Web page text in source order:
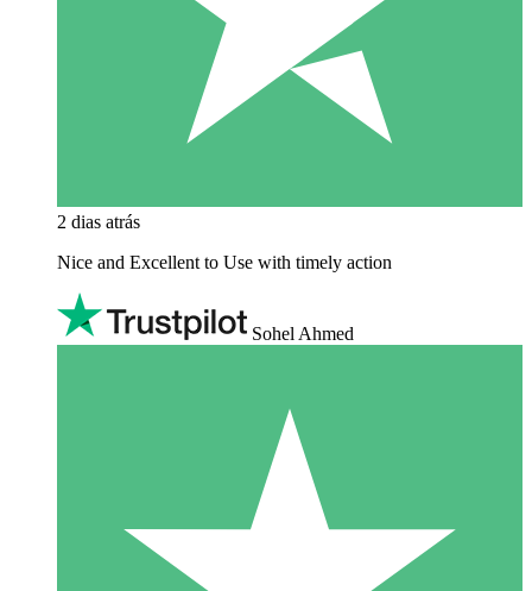
2 dias atrás
Nice and Excellent to Use with timely action
Sohel Ahmed